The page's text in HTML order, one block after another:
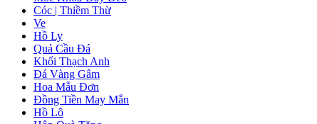
Cóc | Thiềm Thừ
Ve
Hồ Ly
Quả Cầu Đá
Khối Thạch Anh
Đá Vàng Gâm
Hoa Mẫu Đơn
Đồng Tiền May Mắn
Hồ Lô